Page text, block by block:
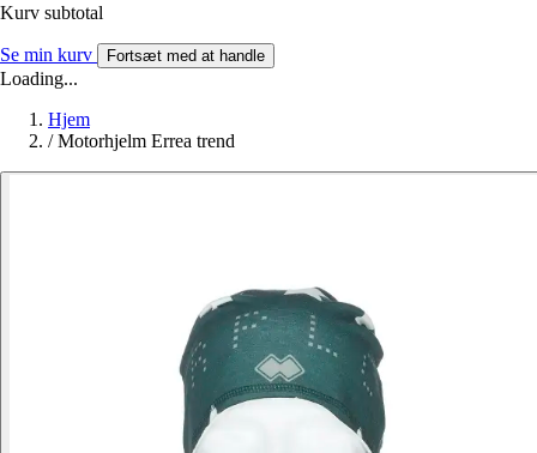
Kurv subtotal
Se min kurv Fortsæt med at handle
Loading...
Hjem
/ Motorhjelm Errea trend